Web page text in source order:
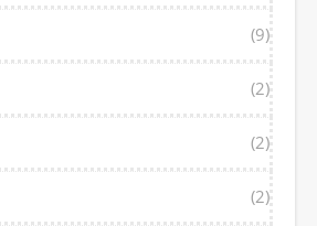
(9)
(2)
(2)
(2)